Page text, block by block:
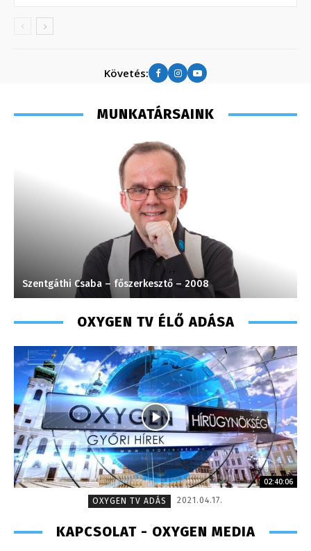
Követés:
MUNKATÁRSAINK
Szentgáthi Csaba – főszerkesztő – 2008
OXYGEN TV ÉLŐ ADÁSA
02:40:06
OXYGEN TV ADÁS
2021.04.17.
KAPCSOLAT - OXYGEN MEDIA